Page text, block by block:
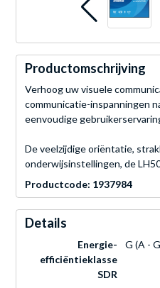
Productomschrijving
Verhoog uw visuele
communicatie-inspanningen
eenvoudige
De veelzijdige oriëntatie,
onderwijsinstellingen, de
Productcode: 1937984
Details
Energie-
efficiëntieklasse
SDR
G (A -